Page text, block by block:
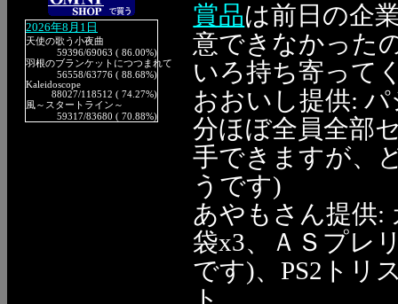
2026年8月1日
天使の歌う小夜曲
59396/69063 ( 86.00%)
羽根のブランケットにつつまれて
56558/63776 ( 88.68%)
Kaleidoscope
88027/118512 ( 74.27%)
風～スタートライン～
59317/83680 ( 70.88%)
賞品は前日の企
意できなかった
いろ持ち寄って
おおいし提供:
分ほぼ全員全部
手できますが、
うです)
あやもさん提供:
袋x3、ＡＳプレ
です)、PS2トリ